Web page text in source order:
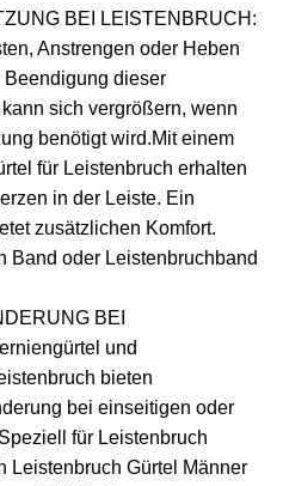
BEI LEISTENBRUCH:
Anstrengen oder Heben
dieser
sich vergrößern, wenn
benötigt wird.Mit einem
für Leistenbruch erhalten
in der Leiste. Ein
zusätzlichen Komfort.
Band oder Leistenbruchband
BEI
und
bieten
bei einseitigen oder
für Leistenbruch
Leistenbruch Gürtel Männer